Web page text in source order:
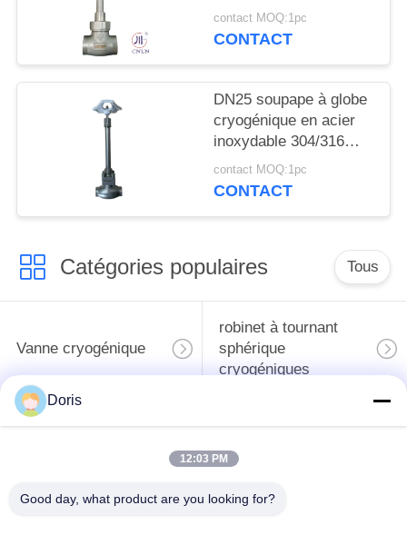
CONFIDENTIALITÉ304/316 5.0 MPa
-196°C à +80°C
contact MOQ:1pc
CONTACT
DN25 soupape à globe
cryogénique en acier
inoxydable 304/316
avec joint PTFE et
corps de soupape
contact MOQ:1pc
CONTACT
Catégories populaires Tous
Vanne cryogénique
robinet à tournant
sphérique
cryogéniques
clapet anti-retour
soupape de sûreté
valve réduisant la
Valve coupée
Doris
12:03 PM
Good day, what product are you looking for?